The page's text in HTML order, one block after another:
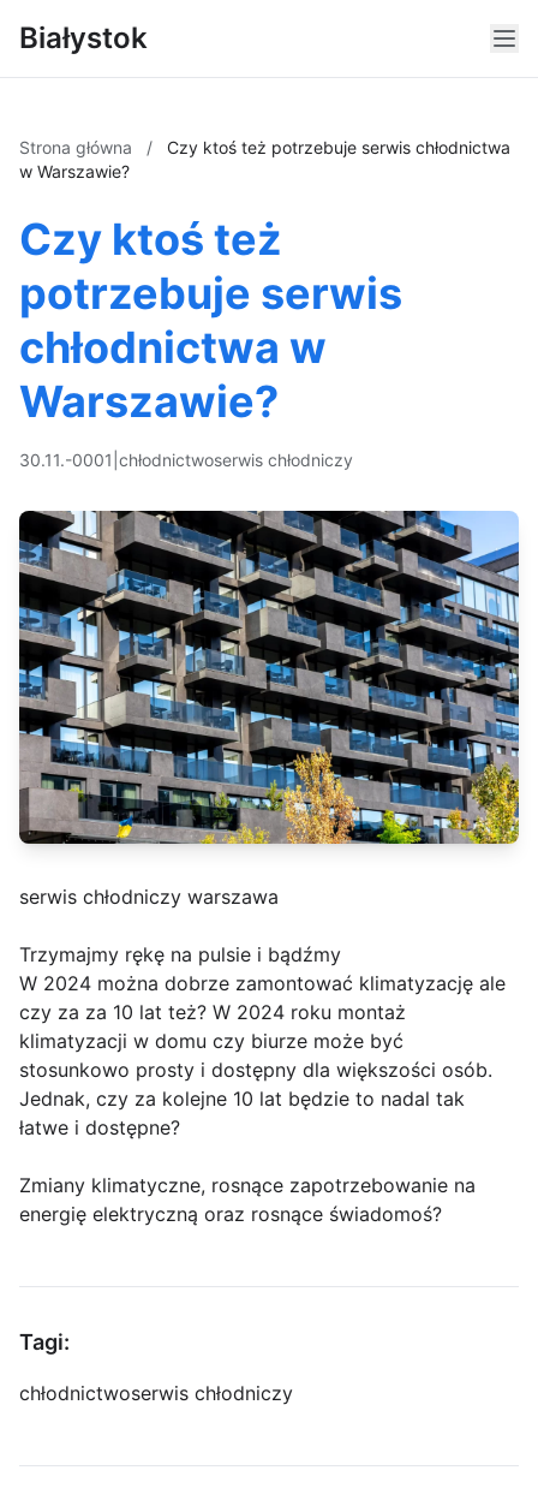
Białystok
Strona główna /
Czy ktoś też potrzebuje serwis chłodnictwa
w Warszawie?
Czy ktoś też
potrzebuje serwis
chłodnictwa w
Warszawie?
30.11.-0001 chłodnictwoserwis chłodniczy
serwis chłodniczy warszawa
Trzymajmy rękę na pulsie i bądźmy
W 2024 można dobrze zamontować klimatyzację ale
czy za za 10 lat też? W 2024 roku montaż
klimatyzacji w domu czy biurze może być
stosunkowo prosty i dostępny dla większości osób.
Jednak, czy za kolejne 10 lat będzie to nadal tak
łatwe i dostępne?
Zmiany klimatyczne, rosnące zapotrzebowanie na
energię elektryczną oraz rosnące świadomoś?
Tagi:
chłodnictwoserwis chłodniczy